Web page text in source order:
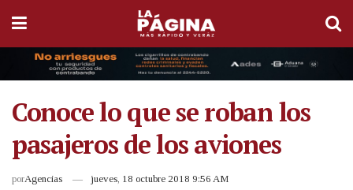
Conoce lo que se roban los
pasajeros de los aviones
porAgencias jueves, 18 octubre 2018 9:56 AM